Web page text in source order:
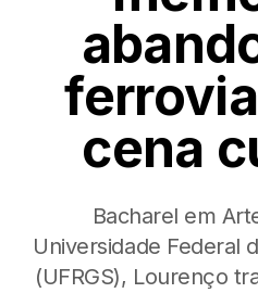
cena
Bacharel em
Universidade Federal
(UFRGS), Lourenço